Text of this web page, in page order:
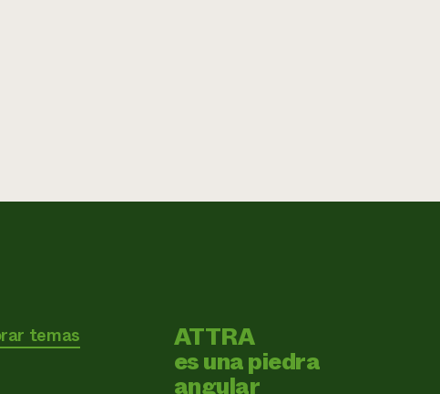
temas ATTRA
es una piedra
angular